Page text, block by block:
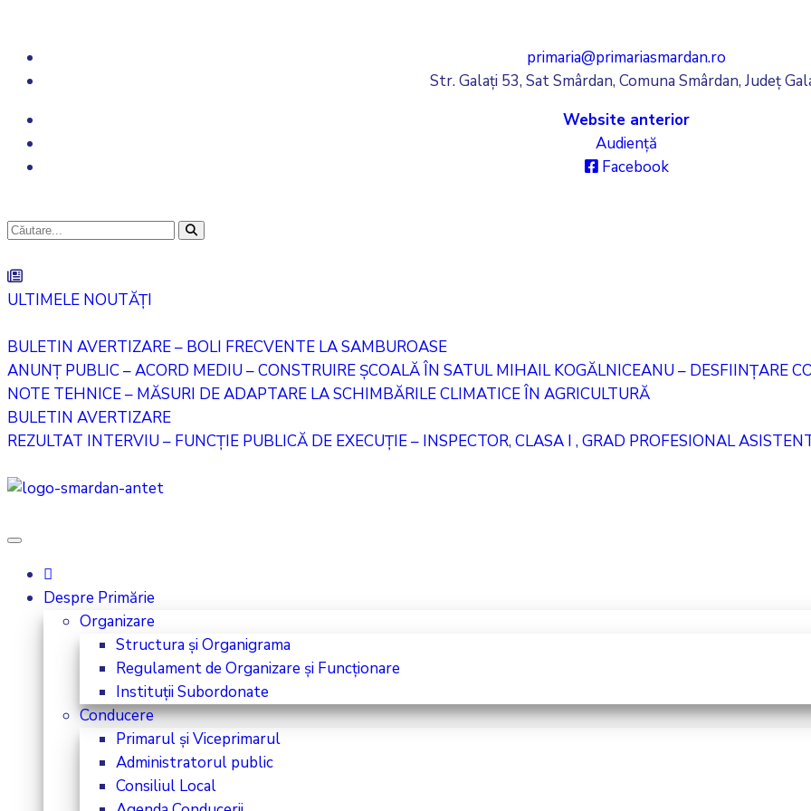
primaria@primariasmardan.ro
Str. Galați 53, Sat Smârdan, Comuna Smârdan, Județ
Website anterior
Audiență
Facebook
ULTIMELE NOUTĂȚI
BULETIN AVERTIZARE – BOLI FRECVENTE LA SAMBUROASE
ANUNȚ PUBLIC – ACORD MEDIU – CONSTRUIRE ȘCOALĂ ÎN SATUL MIHAIL KOGĂLNICEANU – DESFIINȚARE
NOTE TEHNICE – MĂSURI DE ADAPTARE LA SCHIMBĂRILE CLIMATICE ÎN AGRICULTURĂ
BULETIN AVERTIZARE
REZULTAT INTERVIU – FUNCȚIE PUBLICĂ DE EXECUȚIE – INSPECTOR, CLASA I , GRAD PROFESIONAL
Despre Primărie
Organizare
Structura și Organigrama
Regulament de Organizare și Funcționare
Instituții Subordonate
Conducere
Primarul și Viceprimarul
Administratorul public
Consiliul Local